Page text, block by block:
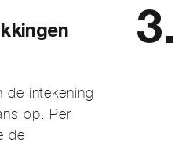
de intekening
op. Per
de